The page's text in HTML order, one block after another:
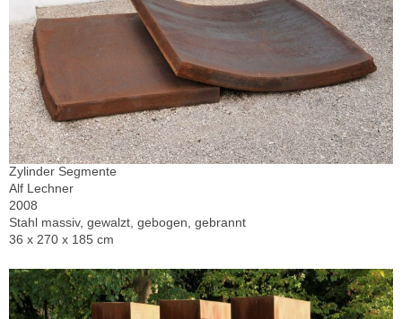
Zylinder Segmente
Alf Lechner
2008
Stahl massiv, gewalzt, gebogen, gebrannt
36 x 270 x 185 cm